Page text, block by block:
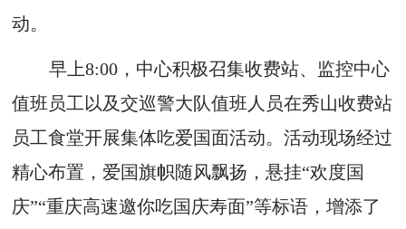
动。
早上8:00，中心积极召集收费站、监控中心
值班员工以及交巡警大队值班人员在秀山收费站
员工食堂开展集体吃爱国面活动。活动现场经过
精心布置，爱国旗帜随风飘扬，悬挂“欢度国
庆”“重庆高速邀你吃国庆寿面”等标语，增添了